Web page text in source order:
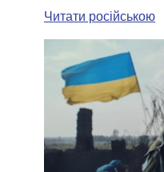
Читати російською